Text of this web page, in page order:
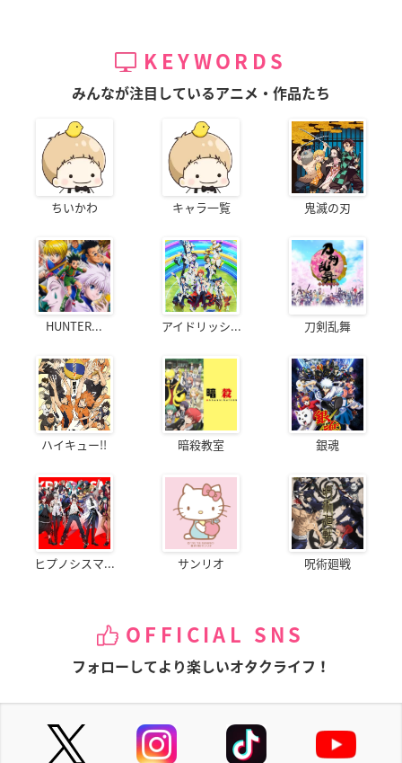
KEYWORDS
みんなが注目しているアニメ・作品たち
ちいかわ キャラ一覧 鬼滅の刃
HUNTER... アイドリッシ... 刀剣乱舞
ハイキュー!! 暗殺教室 銀魂
ヒプノシスマ... サンリオ 呪術廻戦
OFFICIAL SNS
フォローしてより楽しいオタクライフ！